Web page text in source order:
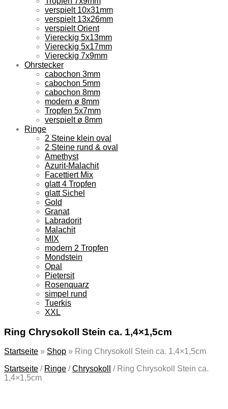
verspielt 10x31mm
verspielt 13x26mm
verspielt Orient
Viereckig 5x13mm
Viereckig 5x17mm
Viereckig 7x9mm
Ohrstecker
cabochon 3mm
cabochon 5mm
cabochon 8mm
modern ø 8mm
Tropfen 5x7mm
verspielt ø 8mm
Ringe
2 Steine klein oval
2 Steine rund & oval
Amethyst
Azurit-Malachit
Facettiert Mix
glatt 4 Tropfen
glatt Sichel
Gold
Granat
Labradorit
Malachit
MIX
modern 2 Tropfen
Mondstein
Opal
Pietersit
Rosenquarz
simpel rund
Tuerkis
XXL
Ring Chrysokoll Stein ca. 1,4×1,5cm
Startseite » Shop » Ring Chrysokoll Stein ca. 1,4×1,5cm
Startseite / Ringe /Chrysokoll / Ring Chrysokoll Stein ca.
1,4×1,5cm